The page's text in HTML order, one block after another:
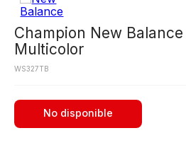
Champion New
Multicolor
WS327TB
No disponible